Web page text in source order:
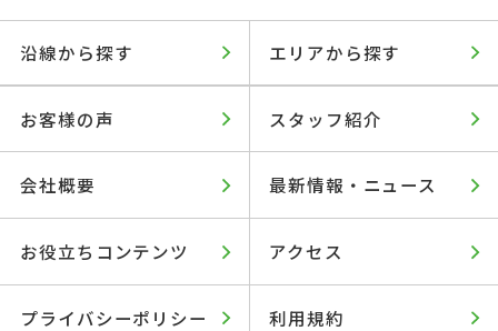
沿線から探す エリアから探す
お客様の声 スタッフ紹介
会社概要 最新情報・ニュース
お役立ちコンテンツ アクセス
プライバシーポリシー 利用規約